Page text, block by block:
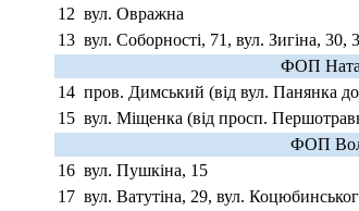
12 вул. Овражна
13 вул. Соборності, 71, вул. Зигіна, 30,
ФОП
14 пров. Димський (від вул. Панянка
15 вул. Міщенка (від просп.
ФОП
16 вул. Пушкіна, 15
17 вул. Ватутіна, 29, вул.